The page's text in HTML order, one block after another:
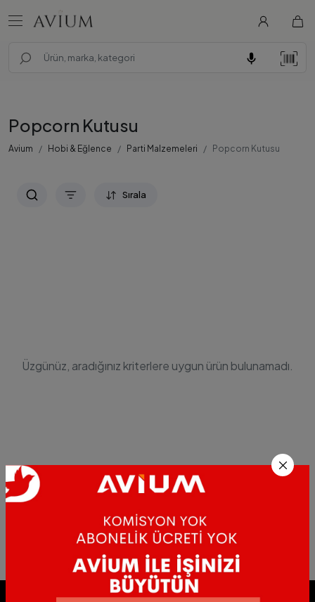
Popcorn Kutusu
Avium Hobi & Eğlence Parti Malzemeleri Popcorn Kutusu
Sırala
Üzgünüz, aradığınız kriterlere uygun ürün bulunamadı.